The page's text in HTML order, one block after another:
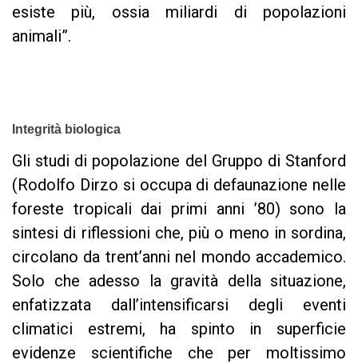
esiste più, ossia miliardi di popolazioni
animali”.
Integrità biologica
Gli studi di popolazione del Gruppo di Stanford
(Rodolfo Dirzo si occupa di defaunazione nelle
foreste tropicali dai primi anni ’80) sono la
sintesi di riflessioni che, più o meno in sordina,
circolano da trent’anni nel mondo accademico.
Solo che adesso la gravità della situazione,
enfatizzata dall’intensificarsi degli eventi
climatici estremi, ha spinto in superficie
evidenze scientifiche che per moltissimo